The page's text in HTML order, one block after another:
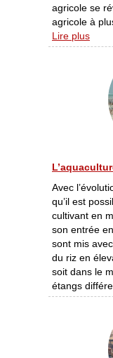
agricole se
agricole à
Lire plus
Avec
qu’il est
cultivant en
son entrée
sont mis
du riz en
soit dans le
étangs